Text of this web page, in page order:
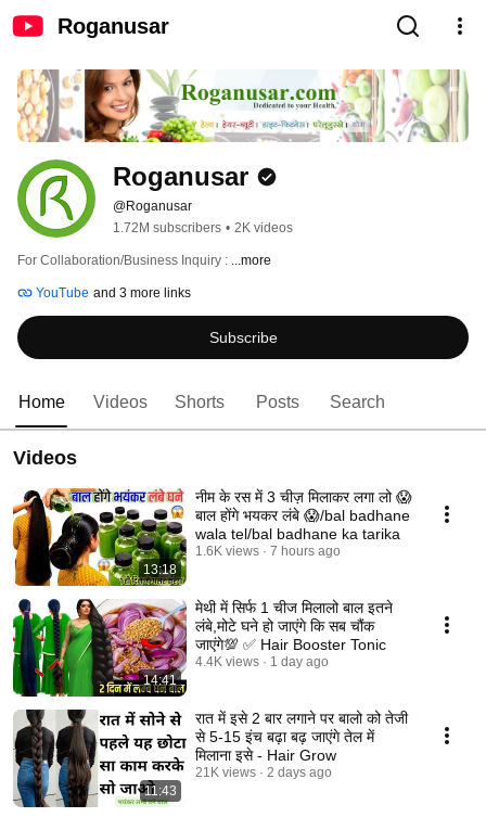
Roganusar
Roganusar
@Roganusar
1.72M subscribers • 2K videos
For Collaboration/Business Inquiry : ...more
YouTube and 3 more links
Subscribe
Home Videos Shorts Posts Search
Videos
13:18
नीम के रस में 3 चीज़ मिलाकर लगा लो 😱
बाल होंगे भयकर लंबे 😱/bal badhane
wala tel/bal badhane ka tarika
1.6K views 7 hours ago
14:41
मेथी में सिर्फ 1 चीज मिलालो बाल इतने
लंबे,मोटे घने हो जाएंगे कि सब चौंक
जाएंगे💯 ✅ Hair Booster Tonic
4.4K views 1 day ago
11:43
रात में इसे 2 बार लगाने पर बालो को तेजी
से 5-15 इंच बढ़ा बढ़ जाएंगे तेल में
मिलाना इसे - Hair Grow
21K views 2 days ago